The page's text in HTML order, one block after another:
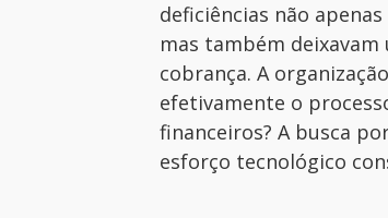
deficiências não
mas também
cobrança. A
efetivamente o
financeiros? A busca
esforço tecnológico